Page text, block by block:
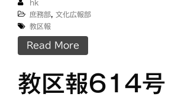
hk
庶務部
文化広報部
教区報
Read More
教区報614号